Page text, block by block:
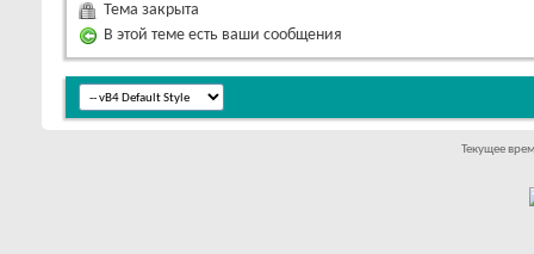
Тема закрыта
В этой теме есть ваши сообщения
Текущее